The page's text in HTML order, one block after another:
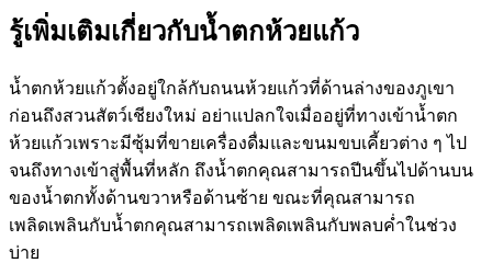
รู้เพิ่มเติมเกี่ยวกับน้ำตกห้วยแก้ว
น้ำตกห้วยแก้วตั้งอยู่ใกล้กับถนนห้วยแก้วที่ด้านล่างของภูเขา
ก่อนถึงสวนสัตว์เชียงใหม่ อย่าแปลกใจเมื่ออยู่ที่ทางเข้าน้ำตก
ห้วยแก้วเพราะมีซุ้มที่ขายเครื่องดื่มและขนมขบเคี้ยวต่าง ๆ ไป
จนถึงทางเข้าสู่พื้นที่หลัก ถึงน้ำตกคุณสามารถปีนขึ้นไปด้านบน
ของน้ำตกทั้งด้านขวาหรือด้านซ้าย ขณะที่คุณสามารถ
เพลิดเพลินกับน้ำตกคุณสามารถเพลิดเพลินกับพลบค่ำในช่วง
บ่าย